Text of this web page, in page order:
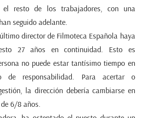
el resto de los trabajadores, con una
seguido adelante.
director de Filmoteca Española haya
27 años en continuidad. Esto es
no puede estar tantísimo tiempo en
de responsabilidad. Para acertar o
la dirección debería cambiarse en
6/8 años.